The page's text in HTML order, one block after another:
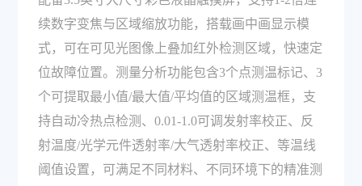
续数字变焦与区域缩放功能，搭载画中画显示模
式，可在可见光图像上叠加红外检测区域，快速定
位故障位置。测量分析功能包含3个点测温标记、3
个可提取最小值/最大值/平均值的区域测温框，支
持自动冷热点检测、0.01-1.0可调发射率校正、反
射温度/光学元件透射率/大气透射率校正、等温线
阈值设置，可满足不同材料、不同环境下的精准测